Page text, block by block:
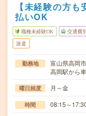
【未経験の方
払いOK
職種未経験OK 交通費
派遣
勤務地
富山県高岡市
高岡駅から
曜日頻度 月～金
時間 08:15～